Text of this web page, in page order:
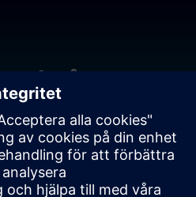
våra